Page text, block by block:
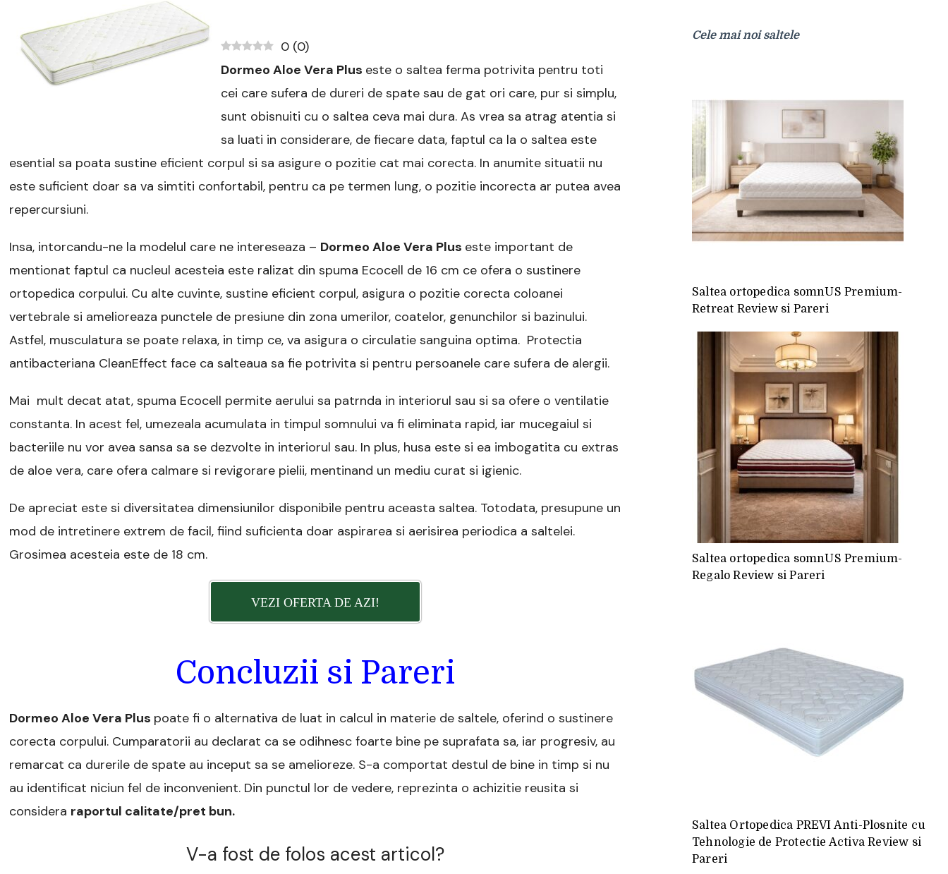
0 (0)
Dormeo Aloe Vera Plus este o saltea ferma potrivita pentru toti
cei care sufera de dureri de spate sau de gat ori care, pur si simplu,
sunt obisnuiti cu o saltea ceva mai dura. As vrea sa atrag atentia si
sa luati in considerare, de fiecare data, faptul ca la o saltea este
esential sa poata sustine eficient corpul si sa asigure o pozitie cat mai corecta. In anumite situatii nu
este suficient doar sa va simtiti confortabil, pentru ca pe termen lung, o pozitie incorecta ar putea avea
repercursiuni.
Insa, intorcandu-ne la modelul care ne intereseaza – Dormeo Aloe Vera Plus este important de
mentionat faptul ca nucleul acesteia este ralizat din spuma Ecocell de 16 cm ce ofera o sustinere
ortopedica corpului. Cu alte cuvinte, sustine eficient corpul, asigura o pozitie corecta coloanei
vertebrale si amelioreaza punctele de presiune din zona umerilor, coatelor, genunchilor si bazinului.
Astfel, musculatura se poate relaxa, in timp ce, va asigura o circulatie sanguina optima. Protectia
antibacteriana CleanEffect face ca salteaua sa fie potrivita si pentru persoanele care sufera de alergii.
Mai mult decat atat, spuma Ecocell permite aerului sa patrnda in interiorul sau si sa ofere o ventilatie
constanta. In acest fel, umezeala acumulata in timpul somnului va fi eliminata rapid, iar mucegaiul si
bacteriile nu vor avea sansa sa se dezvolte in interiorul sau. In plus, husa este si ea imbogatita cu extras
de aloe vera, care ofera calmare si revigorare pielii, mentinand un mediu curat si igienic.
De apreciat este si diversitatea dimensiunilor disponibile pentru aceasta saltea. Totodata, presupune un
mod de intretinere extrem de facil, fiind suficienta doar aspirarea si aerisirea periodica a saltelei.
Grosimea acesteia este de 18 cm.
VEZI OFERTA DE AZI!
Concluzii si Pareri
Dormeo Aloe Vera Plus poate fi o alternativa de luat in calcul in materie de saltele, oferind o sustinere
corecta corpului. Cumparatorii au declarat ca se odihnesc foarte bine pe suprafata sa, iar progresiv, au
remarcat ca durerile de spate au inceput sa se amelioreze. S-a comportat destul de bine in timp si nu
au identificat niciun fel de inconvenient. Din punctul lor de vedere, reprezinta o achizitie reusita si
considera raportul calitate/pret bun.
V-a fost de folos acest articol?
Cele mai noi saltele
Saltea ortopedica somnUS Premium-
Retreat Review si Pareri
Saltea ortopedica somnUS Premium-
Regalo Review si Pareri
Saltea Ortopedica PREVI Anti-Plosnite cu
Tehnologie de Protectie Activa Review si
Pareri